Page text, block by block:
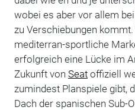
wobei es aber vor allem
zu Verschiebungen
mediterran-sportliche
erfolgreich eine Lücke im
Zukunft von Seatoffiziell
zumindest Planspiele gibt,
Dach der spanischen Sub-